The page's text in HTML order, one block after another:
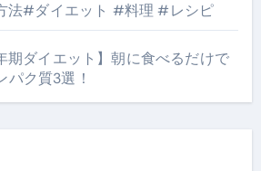
法#ダイエット #料理 #レシピ
期ダイエット】朝に食べるだけで
パク質3選！